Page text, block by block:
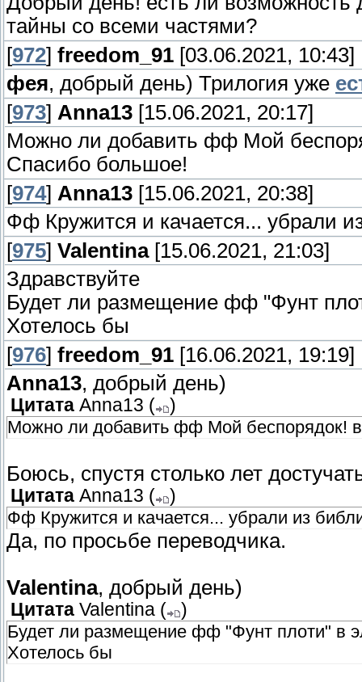
тайны со всеми частями?
[972] freedom_91 [03.06.2021, 10:43]
фея, добрый день) Трилогия уже
[973] Anna13 [15.06.2021, 20:17]
Можно ли добавить фф Мой
Спасибо большое!
[974] Anna13 [15.06.2021, 20:38]
Фф Кружится и качается... убрали
[975] Valentina[15.06.2021, 21:03]
Здравствуйте
Будет ли размещение фф "Фунт
Хотелось бы
[976] freedom_91 [16.06.2021, 19:19]
Anna13, добрый день)
Цитата Anna13 (
)
Можно ли добавить фф Мой беспорядок! в
Боюсь, спустя столько лет
Цитата Anna13 (
)
Фф Кружится и качается... убрали из
Да, по просьбе переводчика.
Valentina, добрый день)
Цитата Valentina (
)
Будет ли размещение фф "Фунт плоти" в
Хотелось бы